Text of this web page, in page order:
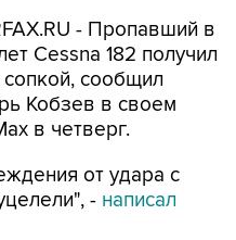
- Пропавший в
Cessna 182 получил
сообщил
Кобзев в своем
в четверг.
от удара с
- написал